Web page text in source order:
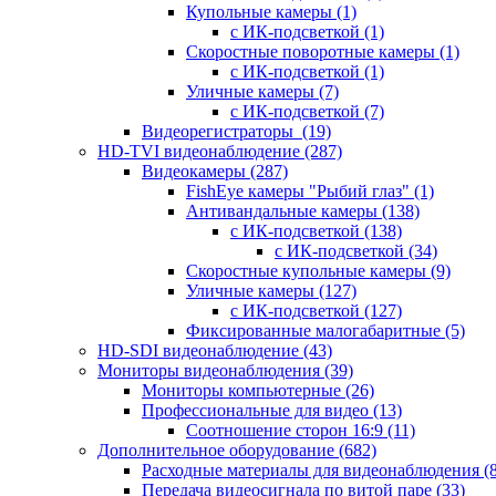
Купольные камеры (1)
с ИК-подсветкой (1)
Скоростные поворотные камеры (1)
с ИК-подсветкой (1)
Уличные камеры (7)
с ИК-подсветкой (7)
Видеорегистраторы (19)
HD-TVI видеонаблюдение (287)
Видеокамеры (287)
FishEye камеры "Рыбий глаз" (1)
Антивандальные камеры (138)
с ИК-подсветкой (138)
с ИК-подсветкой (34)
Скоростные купольные камеры (9)
Уличные камеры (127)
с ИК-подсветкой (127)
Фиксированные малогабаритные (5)
HD-SDI видеонаблюдение (43)
Мониторы видеонаблюдения (39)
Мониторы компьютерные (26)
Профессиональные для видео (13)
Соотношение сторон 16:9 (11)
Дополнительное оборудование (682)
Расходные материалы для видеонаблюдения
Передача видеосигнала по витой паре (33)